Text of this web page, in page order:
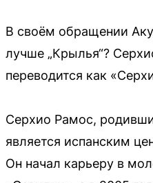
В своём обращении
лучше „Крылья“?
переводится как
Серхио Рамос,
является испанским
Он начал карьеру в